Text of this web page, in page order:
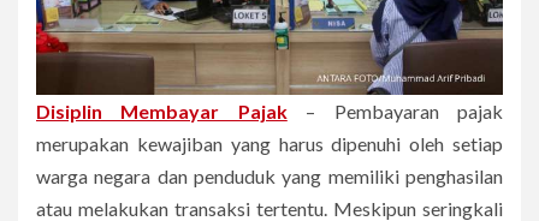
Disiplin Membayar Pajak– Pembayaran pajak
merupakan kewajiban yang harus dipenuhi oleh setiap
warga negara dan penduduk yang memiliki penghasilan
atau melakukan transaksi tertentu. Meskipun seringkali